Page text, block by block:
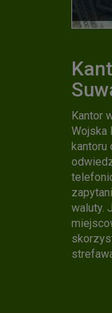
Kantor
Wojska
kantoru
waluty.